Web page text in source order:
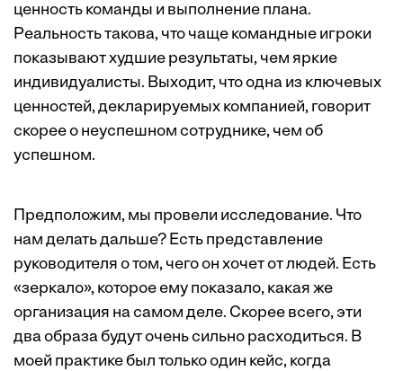
ценность команды и выполнение плана.
Реальность такова, что чаще командные игроки
показывают худшие результаты, чем яркие
индивидуалисты. Выходит, что одна из ключевых
ценностей, декларируемых компанией, говорит
скорее о неуспешном сотруднике, чем об
успешном.
Предположим, мы провели исследование. Что
нам делать дальше? Есть представление
руководителя о том, чего он хочет от людей. Есть
«зеркало», которое ему показало, какая же
организация на самом деле. Скорее всего, эти
два образа будут очень сильно расходиться. В
моей практике был только один кейс, когда